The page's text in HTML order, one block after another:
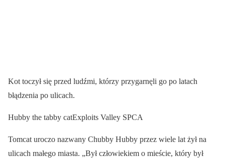
Kot toczył się przed ludźmi, którzy przygarnęli go po latach
błądzenia po ulicach.
Hubby the tabby catExploits Valley SPCA
Tomcat uroczo nazwany Chubby Hubby przez wiele lat żył na
ulicach małego miasta. „Był człowiekiem o mieście, który był